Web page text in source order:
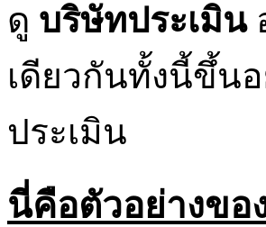
ดู บริษัทประเมิน
เดียวกันทั้งนี้ขึ้น
ประเมิน
นี่คือตัวอย่างขอ